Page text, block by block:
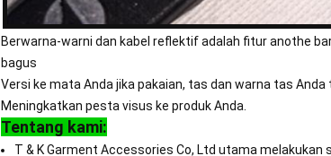
Berwarna-warni dan kabel reflektif adalah fitur anothe
bagus
Versi ke mata Anda jika pakaian, tas dan warna tas
Meningkatkan pesta visus ke produk Anda.
Tentang kami:
T & K Garment Accessories Co, Ltd utama